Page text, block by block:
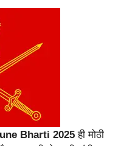
Bharti 2025 ही मोठी